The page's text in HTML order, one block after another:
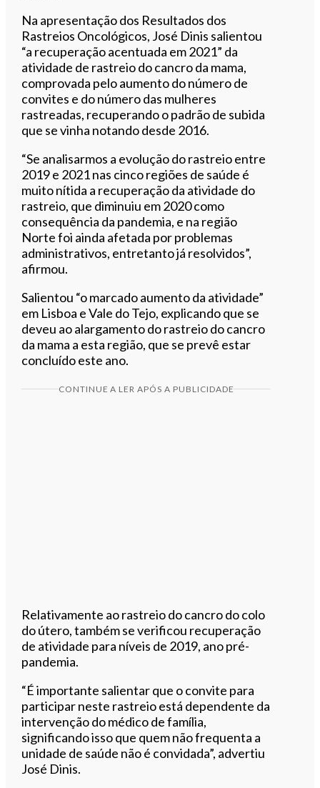
Na apresentação dos Resultados dos
Rastreios Oncológicos, José Dinis salientou
“a recuperação acentuada em 2021” da
atividade de rastreio do cancro da mama,
comprovada pelo aumento do número de
convites e do número das mulheres
rastreadas, recuperando o padrão de subida
que se vinha notando desde 2016.
“Se analisarmos a evolução do rastreio entre
2019 e 2021 nas cinco regiões de saúde é
muito nítida a recuperação da atividade do
rastreio, que diminuiu em 2020 como
consequência da pandemia, e na região
Norte foi ainda afetada por problemas
administrativos, entretanto já resolvidos”,
afirmou.
Salientou “o marcado aumento da atividade”
em Lisboa e Vale do Tejo, explicando que se
deveu ao alargamento do rastreio do cancro
da mama a esta região, que se prevê estar
concluído este ano.
CONTINUE A LER APÓS A PUBLICIDADE
Relativamente ao rastreio do cancro do colo
do útero, também se verificou recuperação
de atividade para níveis de 2019, ano pré-
pandemia.
“É importante salientar que o convite para
participar neste rastreio está dependente da
intervenção do médico de família,
significando isso que quem não frequenta a
unidade de saúde não é convidada”, advertiu
José Dinis.